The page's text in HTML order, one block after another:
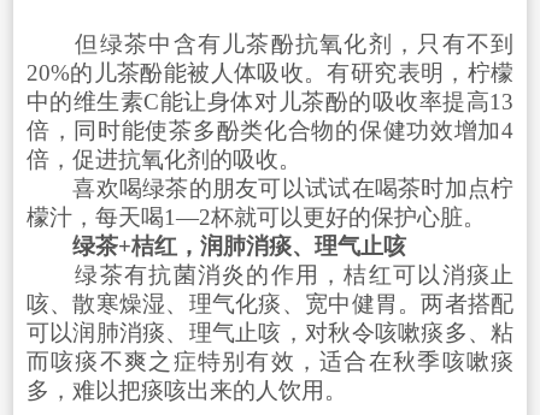
但绿茶中含有儿茶酚抗氧化剂，只有不到
20%的儿茶酚能被人体吸收。有研究表明，柠檬
中的维生素C能让身体对儿茶酚的吸收率提高13
倍，同时能使茶多酚类化合物的保健功效增加4
倍，促进抗氧化剂的吸收。
喜欢喝绿茶的朋友可以试试在喝茶时加点柠
檬汁，每天喝1—2杯就可以更好的保护心脏。
绿茶+桔红，润肺消痰、理气止咳
绿茶有抗菌消炎的作用，桔红可以消痰止
咳、散寒燥湿、理气化痰、宽中健胃。两者搭配
可以润肺消痰、理气止咳，对秋令咳嗽痰多、粘
而咳痰不爽之症特别有效，适合在秋季咳嗽痰
多，难以把痰咳出来的人饮用。